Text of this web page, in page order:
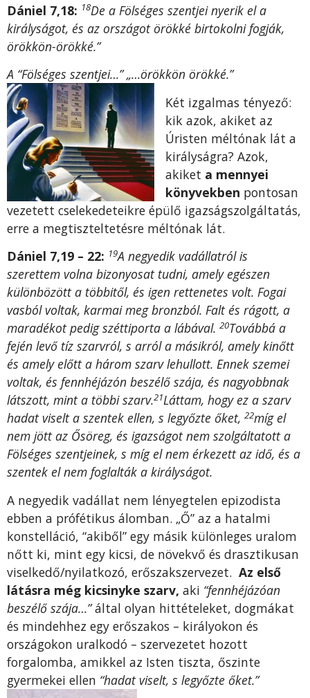
Dániel 7,18: 18De a Fölséges szentjei nyerik el a
királyságot, és az országot örökké birtokolni fogják,
örökkön-örökké.”
A “Fölséges szentjei…” „…örökkön örökké.”
Két izgalmas tényező:
kik azok, akiket az
Úristen méltónak lát a
királyságra? Azok,
akiket a mennyei
könyvekben pontosan
vezetett cselekedeteikre épülő igazságszolgáltatás,
erre a megtiszteltetésre méltónak lát.
Dániel 7,19 – 22: 19A negyedik vadállatról is
szerettem volna bizonyosat tudni, amely egészen
különbözött a többitől, és igen rettenetes volt. Fogai
vasból voltak, karmai meg bronzból. Falt és rágott, a
maradékot pedig széttiporta a lábával. 20Továbbá a
fején levő tíz szarvról, s arról a másikról, amely kinőtt
és amely előtt a három szarv lehullott. Ennek szemei
voltak, és fennhéjázón beszélő szája, és nagyobbnak
látszott, mint a többi szarv.21Láttam, hogy ez a szarv
hadat viselt a szentek ellen, s legyőzte őket, 22míg el
nem jött az Ősöreg, és igazságot nem szolgáltatott a
Fölséges szentjeinek, s míg el nem érkezett az idő, és a
szentek el nem foglalták a királyságot.
A negyedik vadállat nem lényegtelen epizodista
ebben a prófétikus álomban. „Ő” az a hatalmi
konstelláció, “akiből” egy másik különleges uralom
nőtt ki, mint egy kicsi, de növekvő és drasztikusan
viselkedő/nyilatkozó, erőszakszervezet. Az első
látásra még kicsinyke szarv, aki “fennhéjázóan
beszélő szája…”által olyan hittételeket, dogmákat
és mindehhez egy erőszakos – királyokon és
országokon uralkodó – szervezetet hozott
forgalomba, amikkel az Isten tiszta, őszinte
gyermekei ellen “hadat viselt, s legyőzte őket.”